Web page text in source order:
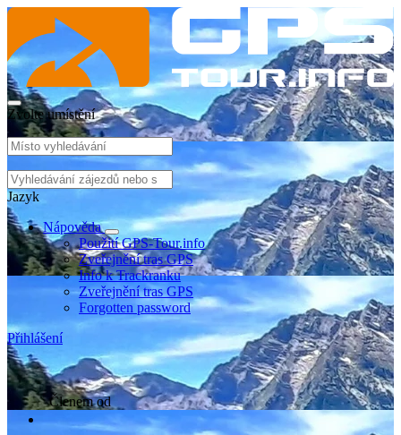
Zvolte umístění
Jazyk
Nápověda
Použití GPS-Tour.info
Zveřejnění tras GPS
Info k Trackranku
Zveřejnění tras GPS
Forgotten password
Přihlášení
Členem od